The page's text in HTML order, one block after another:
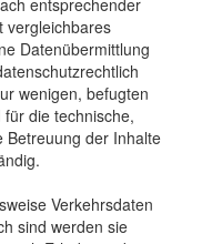
vergleichbares
Datenübermittlung
wenigen, befugten
die technische,
Betreuung der Inhalte
Verkehrsdaten
sind werden sie